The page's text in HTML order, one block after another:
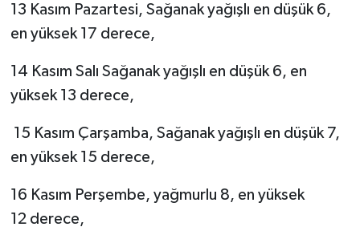
13 Kasım Pazartesi, Sağanak yağışlı en düşük 6,
en yüksek 17 derece,
14 Kasım Salı Sağanak yağışlı en düşük 6, en
yüksek 13 derece,
15 Kasım Çarşamba, Sağanak yağışlı en düşük 7,
en yüksek 15 derece,
16 Kasım Perşembe, yağmurlu 8, en yüksek
12 derece,